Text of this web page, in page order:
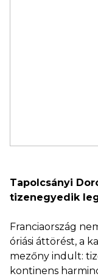
Tapolcsányi
tizenegyedik
Franciaország
óriási áttörést, a
mezőny indult:
kontinens